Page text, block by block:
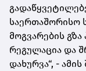
საერთაშორისო
მოგვარების
რეგულაცია და
დახურვა“, -